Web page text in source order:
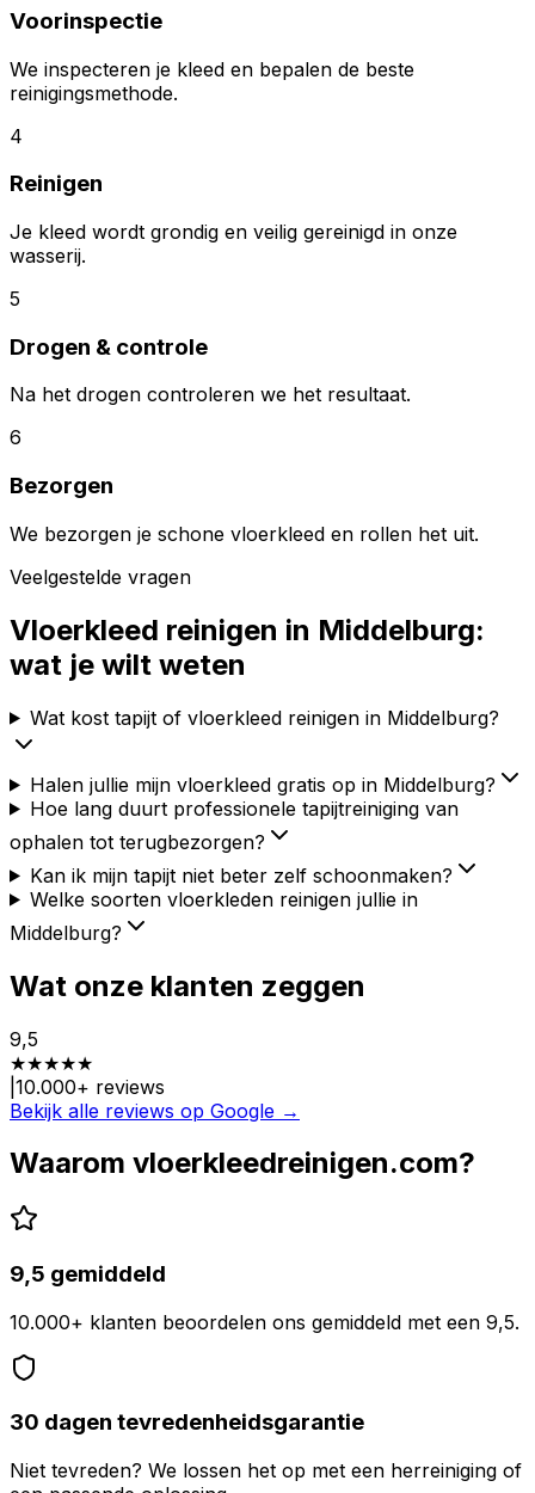
Voorinspectie
We inspecteren je kleed en bepalen de beste
reinigingsmethode.
4
Reinigen
Je kleed wordt grondig en veilig gereinigd in onze
wasserij.
5
Drogen & controle
Na het drogen controleren we het resultaat.
6
Bezorgen
We bezorgen je schone vloerkleed en rollen het uit.
Veelgestelde vragen
Vloerkleed reinigen in Middelburg:
wat je wilt weten
Wat kost tapijt of vloerkleed reinigen in Middelburg?
Halen jullie mijn vloerkleed gratis op in Middelburg?
Hoe lang duurt professionele tapijtreiniging van
ophalen tot terugbezorgen?
Kan ik mijn tapijt niet beter zelf schoonmaken?
Welke soorten vloerkleden reinigen jullie in
Middelburg?
Wat onze klanten zeggen
9,5
★★★★★
10.000+ reviews
Bekijk alle reviews op Google →
Waarom vloerkleedreinigen.com?
9,5 gemiddeld
10.000+ klanten beoordelen ons gemiddeld met een 9,5.
30 dagen tevredenheidsgarantie
Niet tevreden? We lossen het op met een herreiniging of